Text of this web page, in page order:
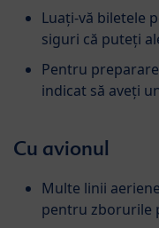
Luați-vă biletele
siguri că puteți
Pentru
indicat să aveți
Cu avionul
Multe linii
pentru zborurile